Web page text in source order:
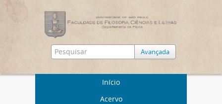
Avançada
Início
Acervo